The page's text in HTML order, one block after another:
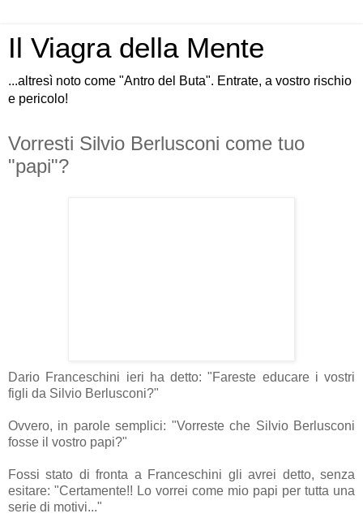
Il Viagra della Mente
...altresì noto come "Antro del Buta". Entrate, a vostro rischio
e pericolo!
Vorresti Silvio Berlusconi come tuo
"papi"?
Dario Franceschini ieri ha detto: "Fareste educare i vostri
figli da Silvio Berlusconi?"
Ovvero, in parole semplici: "Vorreste che Silvio Berlusconi
fosse il vostro papi?"
Fossi stato di fronta a Franceschini gli avrei detto, senza
esitare: "Certamente!! Lo vorrei come mio papi per tutta una
serie di motivi..."